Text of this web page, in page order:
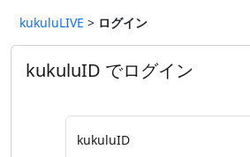
kukuluLIVE > ログイン
kukuluID でログイン
kukuluID